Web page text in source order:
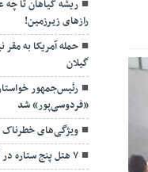
ریشه گیاهان تا
رازهای زیرزمین!
حمله آمریکا به مقر
گیلان
رئیس‌جمهور
«فردوسی‌پور» شد
ویژگی‌های
۷ هتل پنج ستاره در گیلان ساخته می‌شود